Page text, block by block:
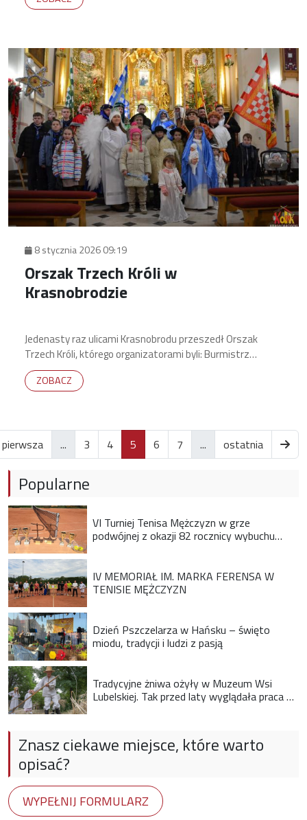
8 stycznia 2026 09:19
Orszak Trzech Króli w
Krasnobrodzie
Jedenasty raz ulicami Krasnobrodu przeszedł Orszak
Trzech Króli, którego organizatorami byli: Burmistrz
Krasnobrodu, Krasnobrodzki Dom Kultury i Parafia NNMP
w Krasnobrodzie.
ZOBACZ
pierwsza ... 3 4 5 items.current
6 7 ... ostatnia
Popularne
VI Turniej Tenisa Mężczyzn w grze
podwójnej z okazji 82 rocznicy wybuchu
IV MEMORIAŁ IM. MARKA FERENSA W
TENISIE MĘŻCZYZN
Dzień Pszczelarza w Hańsku – święto
miodu, tradycji i ludzi z pasją
Tradycyjne żniwa ożyły w Muzeum Wsi
Lubelskiej. Tak przed laty wyglądała praca na
Znasz ciekawe miejsce, które warto
opisać?
WYPEŁNIJ FORMULARZ